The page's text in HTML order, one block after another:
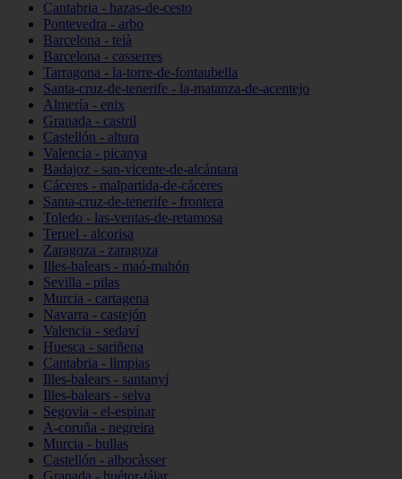
Cantabria - hazas-de-cesto
Pontevedra - arbo
Barcelona - teià
Barcelona - casserres
Tarragona - la-torre-de-fontaubella
Santa-cruz-de-tenerife - la-matanza-de-acentejo
Almería - enix
Granada - castril
Castellón - altura
Valencia - picanya
Badajoz - san-vicente-de-alcántara
Cáceres - malpartida-de-cáceres
Santa-cruz-de-tenerife - frontera
Toledo - las-ventas-de-retamosa
Teruel - alcorisa
Zaragoza - zaragoza
Illes-balears - maó-mahón
Sevilla - pilas
Murcia - cartagena
Navarra - castejón
Valencia - sedaví
Huesca - sariñena
Cantabria - limpias
Illes-balears - santanyí
Illes-balears - selva
Segovia - el-espinar
A-coruña - negreira
Murcia - bullas
Castellón - albocàsser
Granada - huétor-tájar